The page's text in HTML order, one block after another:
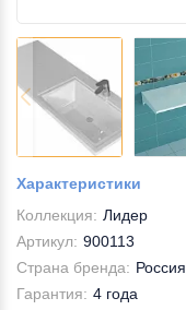
Характеристики
Коллекция: Лидер
Артикул: 900113
Страна бренда: Россия
Гарантия: 4 года